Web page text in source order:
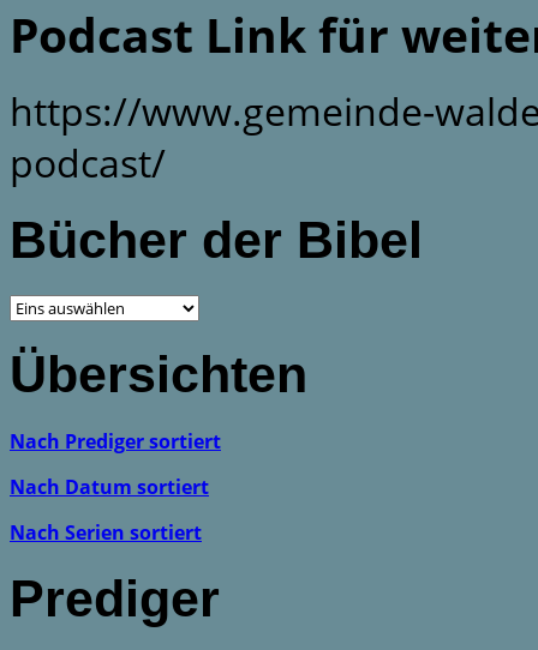
Podcast Link für
https://www.gemeinde-
podcast/
Bücher der Bibel
Übersichten
Nach Prediger sortiert
Nach Datum sortiert
Nach Serien sortiert
Prediger